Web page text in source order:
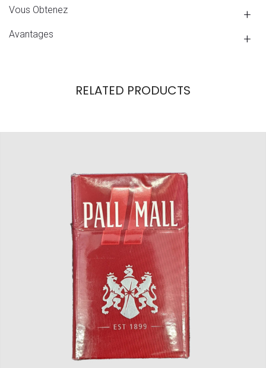
Vous Obtenez
Avantages
RELATED PRODUCTS